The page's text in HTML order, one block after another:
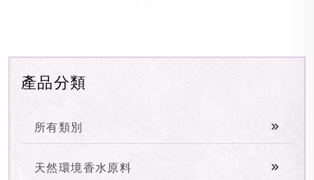
產品分類
所有類別
天然環境香水原料